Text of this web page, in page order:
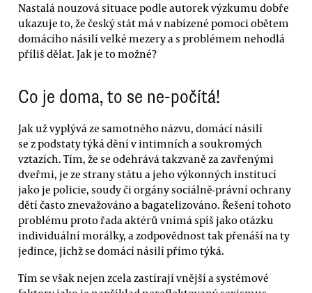
Nastalá nouzová situace podle autorek výzkumu dobře
ukazuje to, že český stát má v nabízené pomoci obětem
domácího násilí velké mezery a s problémem nehodlá
příliš dělat. Jak je to možné?
Co je doma, to se ne-počítá!
Jak už vyplývá ze samotného názvu, domácí násilí
se z podstaty týká dění v intimních a soukromých
vztazích. Tím, že se odehrává takzvaně za zavřenými
dveřmi, je ze strany státu a jeho výkonných institucí
jako je policie, soudy či orgány sociálně-právní ochrany
dětí často znevažováno a bagatelizováno. Řešení tohoto
problému proto řada aktérů vnímá spíš jako otázku
individuální morálky, a zodpovědnost tak přenáší na ty
jedince, jichž se domácí násilí přímo týká.
Tím se však nejen zcela zastírají vnější a systémové